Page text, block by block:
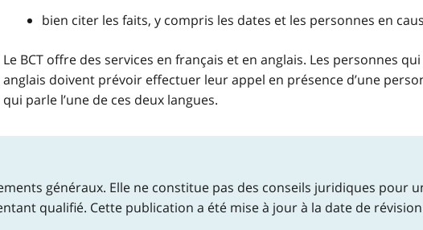
bien citer les faits, y compris les dates et les personnes en
Le BCT offre des services en français et en anglais. Les personnes
anglais doivent prévoir effectuer leur appel en présence d’une
qui parle l’une de ces deux langues.
généraux. Elle ne constitue pas des conseils juridiques pour
qualifié. Cette publication a été mise à jour à la date de